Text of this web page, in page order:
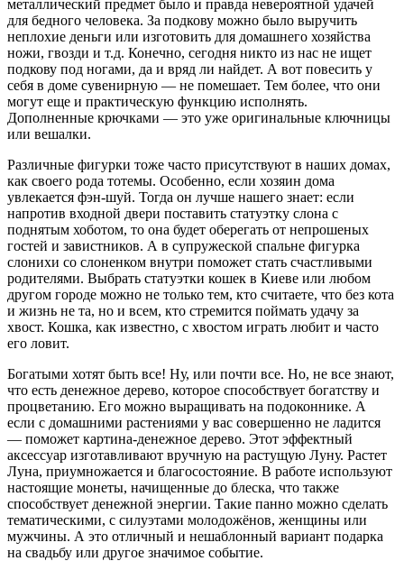
металлический предмет было и правда невероятной удачей
для бедного человека. За подкову можно было выручить
неплохие деньги или изготовить для домашнего хозяйства
ножи, гвозди и т.д. Конечно, сегодня никто из нас не ищет
подкову под ногами, да и вряд ли найдет. А вот повесить у
себя в доме сувенирную — не помешает. Тем более, что они
могут еще и практическую функцию исполнять.
Дополненные крючками — это уже оригинальные ключницы
или вешалки.
Различные фигурки тоже часто присутствуют в наших домах,
как своего рода тотемы. Особенно, если хозяин дома
увлекается фэн-шуй. Тогда он лучше нашего знает: если
напротив входной двери поставить статуэтку слона с
поднятым хоботом, то она будет оберегать от непрошеных
гостей и завистников. А в супружеской спальне фигурка
слонихи со слоненком внутри поможет стать счастливыми
родителями. Выбрать статуэтки кошек в Киеве или любом
другом городе можно не только тем, кто считаете, что без кота
и жизнь не та, но и всем, кто стремится поймать удачу за
хвост. Кошка, как известно, с хвостом играть любит и часто
его ловит.
Богатыми хотят быть все! Ну, или почти все. Но, не все знают,
что есть денежное дерево, которое способствует богатству и
процветанию. Его можно выращивать на подоконнике. А
если с домашними растениями у вас совершенно не ладится
— поможет картина-денежное дерево. Этот эффектный
аксессуар изготавливают вручную на растущую Луну. Растет
Луна, приумножается и благосостояние. В работе используют
настоящие монеты, начищенные до блеска, что также
способствует денежной энергии. Такие панно можно сделать
тематическими, с силуэтами молодожёнов, женщины или
мужчины. А это отличный и нешаблонный вариант подарка
на свадьбу или другое значимое событие.